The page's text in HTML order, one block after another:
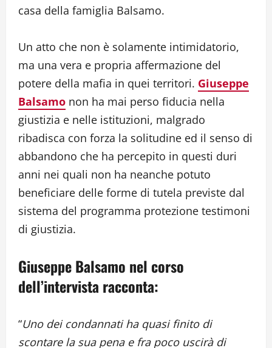
casa della famiglia Balsamo.
Un atto che non è solamente intimidatorio,
ma una vera e propria affermazione del
potere della mafia in quei territori. Giuseppe
Balsamo non ha mai perso fiducia nella
giustizia e nelle istituzioni, malgrado
ribadisca con forza la solitudine ed il senso di
abbandono che ha percepito in questi duri
anni nei quali non ha neanche potuto
beneficiare delle forme di tutela previste dal
sistema del programma protezione testimoni
di giustizia.
Giuseppe Balsamo nel corso
dell’intervista racconta:
“Uno dei condannati ha quasi finito di
scontare la sua pena e fra poco uscirà di